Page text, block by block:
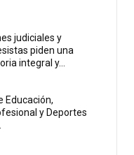
judiciales y
piden una
integral y...
Educación,
y Deportes